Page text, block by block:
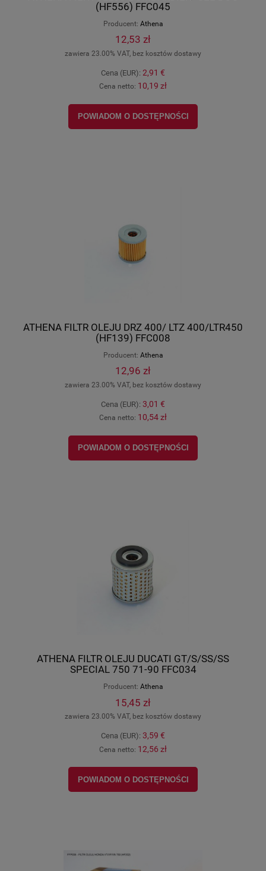
(HF556) FFC045
Producent: Athena
12,53 zł
zawiera 23.00% VAT, bez kosztów dostawy
Cena (EUR): 2,91 €
Cena netto: 10,19 zł
POWIADOM O DOSTĘPNOŚCI
ATHENA FILTR OLEJU DRZ 400/ LTZ 400/LTR450
(HF139) FFC008
Producent: Athena
12,96 zł
zawiera 23.00% VAT, bez kosztów dostawy
Cena (EUR): 3,01 €
Cena netto: 10,54 zł
POWIADOM O DOSTĘPNOŚCI
ATHENA FILTR OLEJU DUCATI GT/S/SS/SS
SPECIAL 750 71-90 FFC034
Producent: Athena
15,45 zł
zawiera 23.00% VAT, bez kosztów dostawy
Cena (EUR): 3,59 €
Cena netto: 12,56 zł
POWIADOM O DOSTĘPNOŚCI